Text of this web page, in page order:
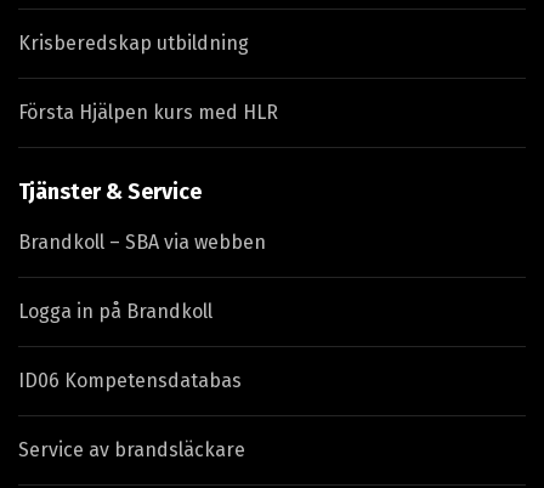
Krisberedskap utbildning
Första Hjälpen kurs med HLR
Tjänster & Service
Brandkoll – SBA via webben
Logga in på Brandkoll
ID06 Kompetensdatabas
Service av brandsläckare